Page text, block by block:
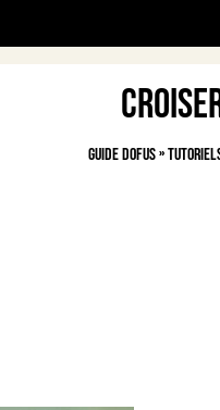
Guide Dofus»